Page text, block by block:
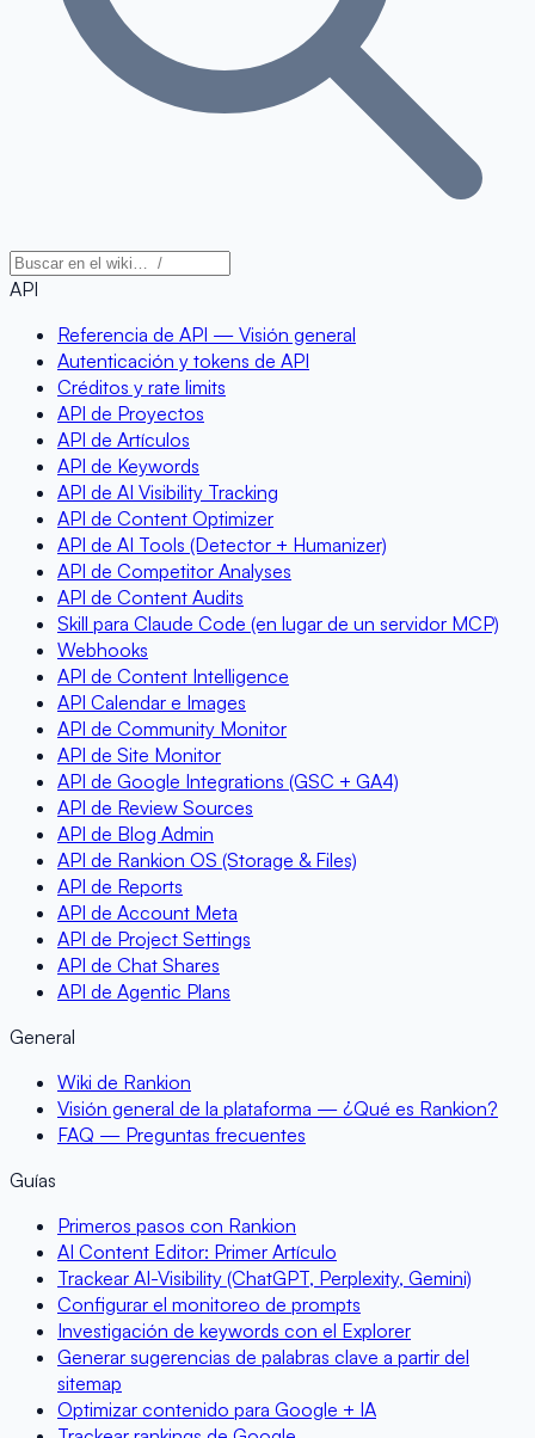
API
Referencia de API — Visión general
Autenticación y tokens de API
Créditos y rate limits
API de Proyectos
API de Artículos
API de Keywords
API de AI Visibility Tracking
API de Content Optimizer
API de AI Tools (Detector + Humanizer)
API de Competitor Analyses
API de Content Audits
Skill para Claude Code (en lugar de un servidor MCP)
Webhooks
API de Content Intelligence
API Calendar e Images
API de Community Monitor
API de Site Monitor
API de Google Integrations (GSC + GA4)
API de Review Sources
API de Blog Admin
API de Rankion OS (Storage & Files)
API de Reports
API de Account Meta
API de Project Settings
API de Chat Shares
API de Agentic Plans
General
Wiki de Rankion
Visión general de la plataforma — ¿Qué es Rankion?
FAQ — Preguntas frecuentes
Guías
Primeros pasos con Rankion
AI Content Editor: Primer Artículo
Trackear AI-Visibility (ChatGPT, Perplexity, Gemini)
Configurar el monitoreo de prompts
Investigación de keywords con el Explorer
Generar sugerencias de palabras clave a partir del
sitemap
Optimizar contenido para Google + IA